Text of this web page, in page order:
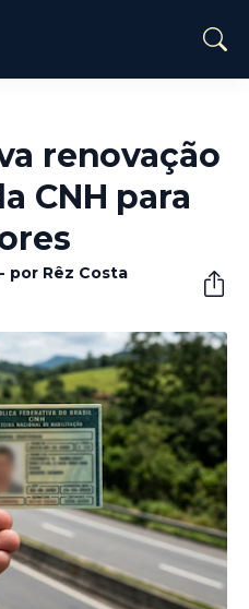
renovação
CNH para
por Rêz Costa